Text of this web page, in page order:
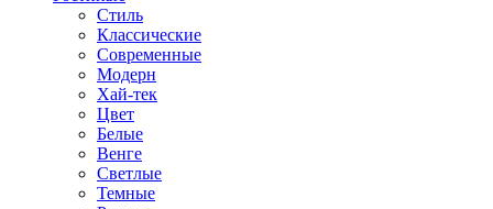
Стиль
Классические
Современные
Модерн
Хай-тек
Цвет
Белые
Венге
Светлые
Темные